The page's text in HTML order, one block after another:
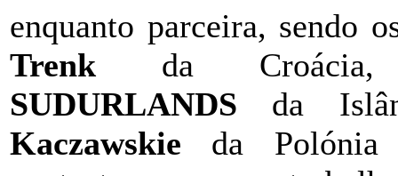
enquanto parceira, sendo
Trenk da
SUDURLANDS da
Kaczawskie da Polónia